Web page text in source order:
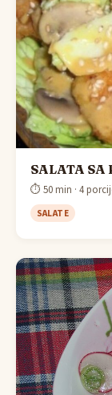
SALATA SA
⏱ 50 min · 4
SALATE